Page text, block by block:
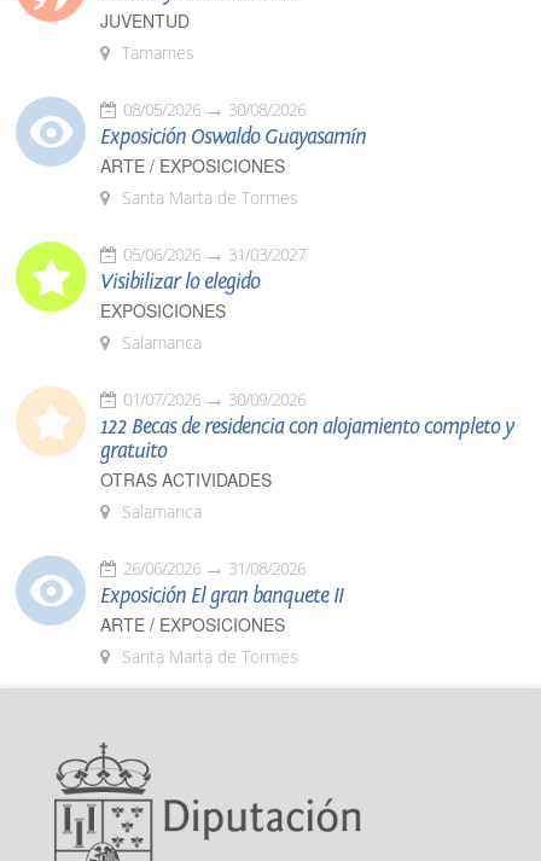
JUVENTUD
Tamames
08/05/2026 30/08/2026
Exposición Oswaldo Guayasamín
ARTE / EXPOSICIONES
Santa Marta de Tormes
05/06/2026 31/03/2027
Visibilizar lo elegido
EXPOSICIONES
Salamanca
01/07/2026 30/09/2026
122 Becas de residencia con alojamiento completo y
gratuito
OTRAS ACTIVIDADES
Salamanca
26/06/2026 31/08/2026
Exposición El gran banquete II
ARTE / EXPOSICIONES
Santa Marta de Tormes